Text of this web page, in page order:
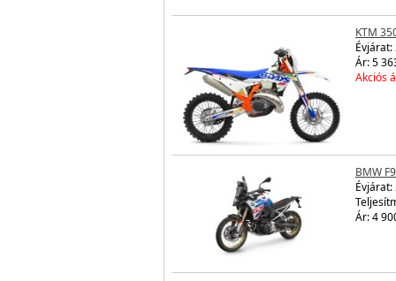
KTM
Évjárat:
Ár: 5
Akciós
BMW
Évjárat:
Ár: 4